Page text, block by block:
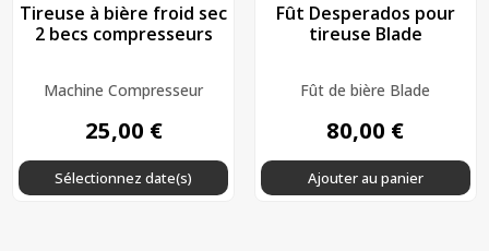
Tireuse à bière froid sec
2 becs compresseurs
Machine Compresseur
25,00 €
Sélectionnez date(s)
Fût Desperados pour
tireuse Blade
Fût de bière Blade
80,00 €
Ajouter au panier